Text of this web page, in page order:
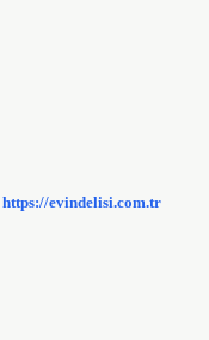
https://evindelisi.com.tr